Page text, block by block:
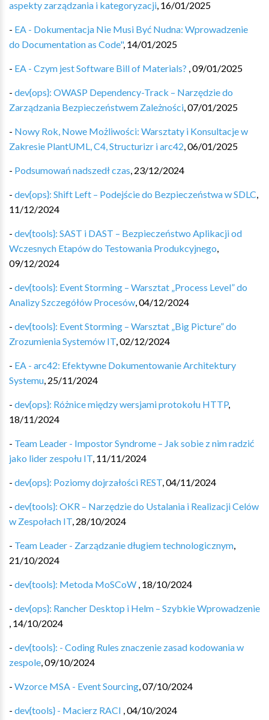
aspekty zarządzania i kategoryzacji, 16/01/2025
- EA - Dokumentacja Nie Musi Być Nudna: Wprowadzenie
do Documentation as Code", 14/01/2025
- EA - Czym jest Software Bill of Materials? ,09/01/2025
- dev{ops}: OWASP Dependency-Track – Narzędzie do
Zarządzania Bezpieczeństwem Zależności,07/01/2025
- Nowy Rok, Nowe Możliwości: Warsztaty i Konsultacje w
Zakresie PlantUML, C4, Structurizr i arc42,06/01/2025
- Podsumowań nadszedł czas, 23/12/2024
- dev{ops}: Shift Left – Podejście do Bezpieczeństwa w SDLC,
11/12/2024
- dev{tools}: SAST i DAST – Bezpieczeństwo Aplikacji od
Wczesnych Etapów do Testowania Produkcyjnego,
09/12/2024
- dev{tools}: Event Storming – Warsztat „Process Level” do
Analizy Szczegółów Procesów,04/12/2024
- dev{tools}: Event Storming – Warsztat „Big Picture” do
Zrozumienia Systemów IT,02/12/2024
- EA - arc42: Efektywne Dokumentowanie Architektury
Systemu, 25/11/2024
- dev{ops}: Różnice między wersjami protokołu HTTP,
18/11/2024
- Team Leader - Impostor Syndrome – Jak sobie z nim radzić
jako lider zespołu IT, 11/11/2024
- dev{ops}: Poziomy dojrzałości REST,04/11/2024
- dev{tools}: OKR – Narzędzie do Ustalania i Realizacji Celów
w Zespołach IT, 28/10/2024
- Team Leader - Zarządzanie długiem technologicznym,
21/10/2024
- dev{tools}: Metoda MoSCoW , 18/10/2024
- dev{ops}: Rancher Desktop i Helm – Szybkie Wprowadzenie
, 14/10/2024
- dev{tools}: - Coding Rules znaczenie zasad kodowania w
zespole,09/10/2024
- Wzorce MSA - Event Sourcing,07/10/2024
- dev{tools} - Macierz RACI ,04/10/2024